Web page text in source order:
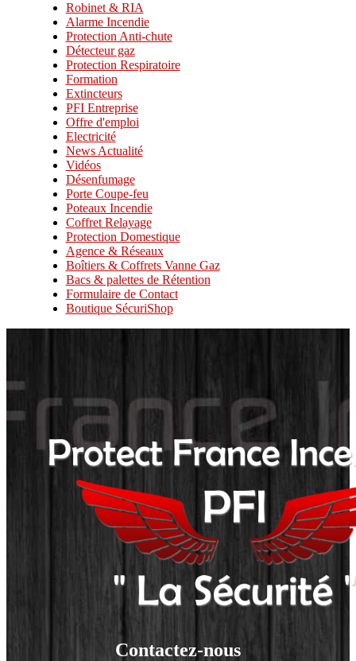
Robinet & RIA
Alarme Incendie
Protection Anti-chute
Détecteur gaz
Protection Respiratoire
Formation
Extincteurs
PFI Entreprise
Offre d'emploi
Electricité
News Actualité
Vidéos
Désenfumage
Porte Coupe-feu
Poteaux Incendie
Coffret Relayage
Protection Domestique
Agence & Réseaux
Boîtiers & Coffrets Vanne Gaz
Bacs & palettes de Rétention
Formulaire de Contact
Boutique SécuriShop
Contactez-nous